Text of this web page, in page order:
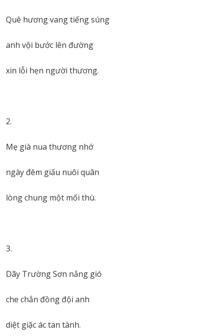
Quê hương vang tiếng súng
anh vội bước lên đường
xin lỗi hẹn người thương.
2.
Mẹ già nua thương nhớ
ngày đêm giấu nuôi quân
lòng chung một mối thù.
3.
Dãy Trường Sơn nắng gió
che chắn đồng đội anh
diệt giặc ác tan tành.